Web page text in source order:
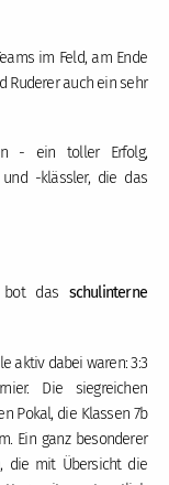
im Feld, am Ende
Ruderer auch ein sehr
- ein toller Erfolg,
-klässler, die das
bot das schulinterne
aktiv dabei waren: 3:3
Die siegreichen
Pokal, die Klassen 7b
Ein ganz besonderer
die mit Übersicht die